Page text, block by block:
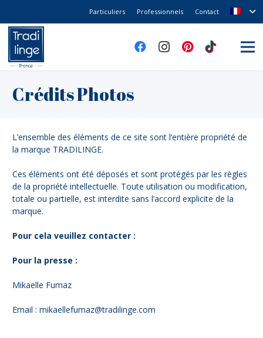
Particuliers Professionnels Contact
Crédits Photos
L’ensemble des éléments de ce site sont l’entière propriété de
la marque TRADILINGE.
Ces éléments ont été déposés et sont protégés par les règles
de la propriété intellectuelle. Toute utilisation ou modification,
totale ou partielle, est interdite sans l’accord explicite de la
marque.
Pour cela veuillez contacter :
Pour la presse :
Mikaelle Fumaz
Email : mikaellefumaz@tradilinge.com